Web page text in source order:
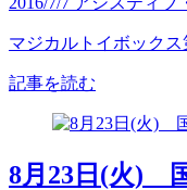
マジカルトイボック
記事を読む
8月23日(火)